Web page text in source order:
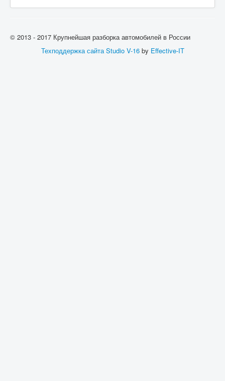
© 2013 - 2017 Крупнейшая разборка автомобилей в России
Техподдержка сайта Studio V-16by Effective-IT